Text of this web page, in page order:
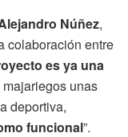
Núñez,
colaboración entre
es ya una
unas
deportiva,
funcional”.